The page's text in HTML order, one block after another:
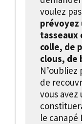
voulez
prévoyez
tasseaux
colle, de
clous, de
N’oubliez
de
vous
le canapé